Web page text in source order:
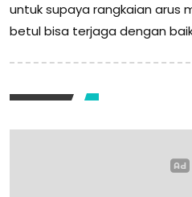
untuk supaya rangkaian arus
betul bisa terjaga dengan